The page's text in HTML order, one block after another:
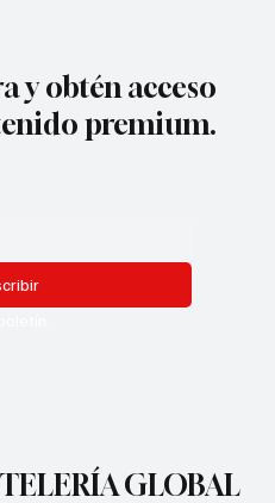
y obtén acceso
premium.
GLOBAL